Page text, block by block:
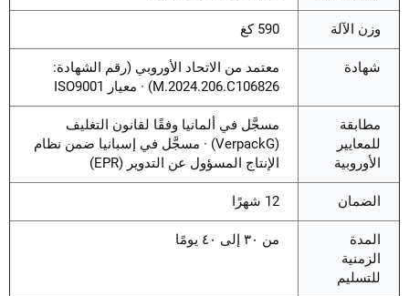
وزن الآلة
شهادة
معتمد من الاتحاد الأوروبي (رقم الشهادة:
M.2024.206.C106826) · معيار ISO9001
مطابقة
للمعايير
الأوروبية
مسجَّل في ألمانيا وفقًا لقانون التغليف
(VerpackG) · مسجَّل في إسبانيا ضمن نظام
الإنتاج المسؤول عن التدوير (EPR)
الضمان
المدة
الزمنية
للتسليم